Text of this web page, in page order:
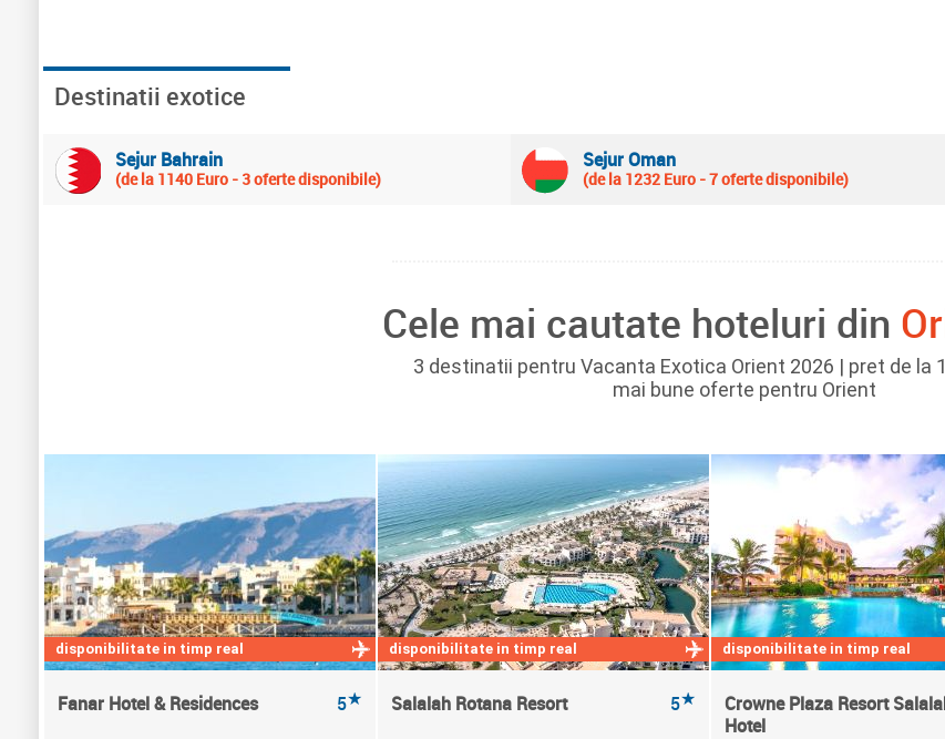
Destinatii exotice
Sejur Bahrain
(de la 1140 Euro - 3 oferte disponibile)
Sejur Oman
(de la 1232 Euro - 7 oferte disponibile)
Cele mai cautate hoteluri din
3 destinatii pentru Vacanta Exotica Orient 2026 | pret de la
mai bune oferte pentru Orient
disponibilitate in timp real
Fanar Hotel & Residences 5★
disponibilitate in timp real
Salalah Rotana Resort 5★
disponibilitate in timp real
Crowne Plaza Resort
Hotel